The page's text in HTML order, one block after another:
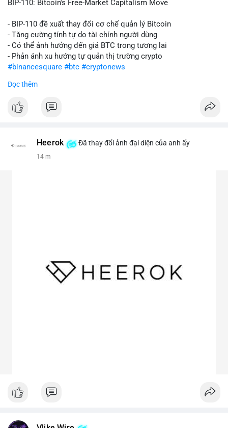
BIP-110: Bitcoin's Free-Market Capitalism Move
- BIP-110 đề xuất thay đổi cơ chế quản lý Bitcoin
- Tăng cường tính tự do tài chính người dùng
- Có thể ảnh hưởng đến giá BTC trong tương lai
- Phản ánh xu hướng tự quản thị trường crypto
#binancesquare #btc #cryptonews
$btc
#vlikevn #titanbot
Đọc thêm
Heerok Đã thay đổi ảnh đại diện của anh ấy
14 m